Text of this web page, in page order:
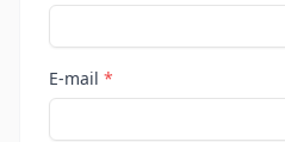
E-mail *